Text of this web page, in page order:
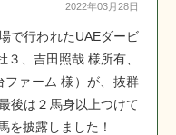
2022年03月28日
で行われたUAEダービ
、吉田照哉 様所有、
ァーム 様）が、抜群
後は２馬身以上つけて
を披露しました！